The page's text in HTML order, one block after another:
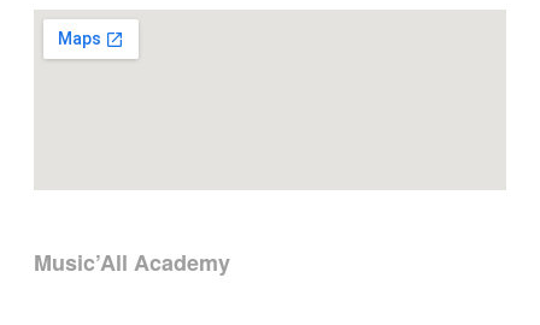
Music’All Academy